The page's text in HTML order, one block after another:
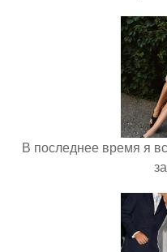
В последнее время я